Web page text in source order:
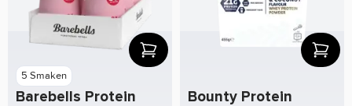
5 Smaken
Barebells Protein
Bounty Protein